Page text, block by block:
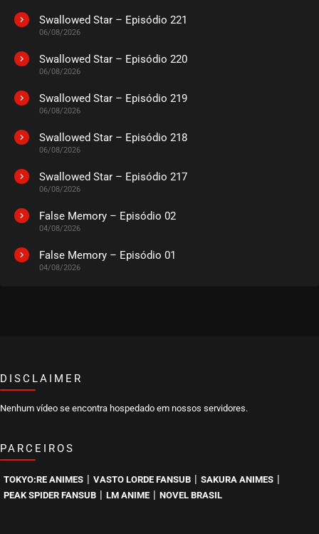
Swallowed Star – Episódio 221
06/08/2026
Swallowed Star – Episódio 220
06/08/2026
Swallowed Star – Episódio 219
06/08/2026
Swallowed Star – Episódio 218
06/08/2026
Swallowed Star – Episódio 217
06/08/2026
False Memory – Episódio 02
04/08/2026
False Memory – Episódio 01
04/08/2026
DISCLAIMER
Nenhum vídeo se encontra hospedado em nossos servidores.
PARCEIROS
TOKYO:RE ANIMES VASTO LORDE FANSUB SAKURA ANIMES
PEAK SPIDER FANSUB LM ANIME NOVEL BRASIL